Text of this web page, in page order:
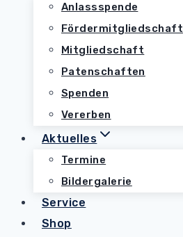
Anlassspende
Fördermitgliedschaft
Mitgliedschaft
Patenschaften
Spenden
Vererben
Aktuelles
Termine
Bildergalerie
Service
Shop